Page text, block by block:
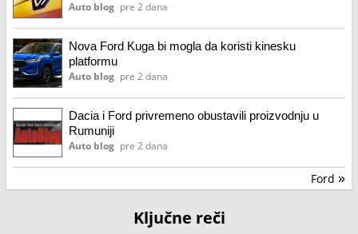
Auto blog pre 2 dana
Nova Ford Kuga bi mogla da koristi kinesku
platformu
Auto blog pre 2 dana
Dacia i Ford privremeno obustavili proizvodnju u
Rumuniji
Auto blog pre 2 dana
Ford »
Ključne reči